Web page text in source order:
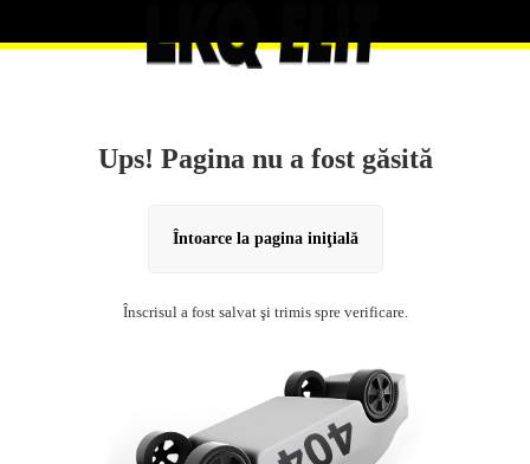
Ups! Pagina nu a fost găsită
Întoarce la pagina iniţială
Înscrisul a fost salvat şi trimis spre verificare.